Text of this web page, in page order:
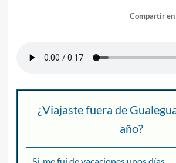
Compartir en
¿Viajaste fuera de
año?